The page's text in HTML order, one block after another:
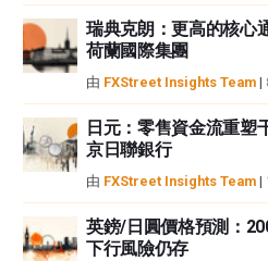
瑞典克朗：更高的核心
荷蘭國際集團
由 FXStreet Insights Team |
日元：零售資金流重塑
京日聯銀行
由 FXStreet Insights Team |
英鎊/日圓價格預測：
下行風險仍存